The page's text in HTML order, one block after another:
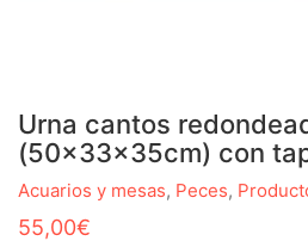
Urna cantos
(50x33x35cm) con
Acuarios y mesas, Peces,
55,00€